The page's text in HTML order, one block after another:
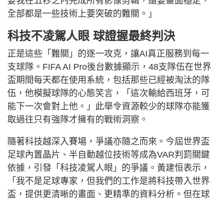
全部都是一些技術上要突破的難關。」
科技不凌駕人眼 球證握最終判決
正是這些「難關」的逐一攻克，讓AI真正服務到每一
支球隊。FIFA AI Pro後台數據顯示，48支隊伍在世界
盃期間每天都在使用系統，包括那些已經被淘汰的隊
伍，他模擬球隊的心態笑言，「這次輸給西班牙，可
能下一次會對上他。」此舉令資源較少的球隊亦能獲
取過往只有強隊才擁有的戰術洞察。
隨著科技越深入賽場，爭議亦隨之而來。今屆世界盃
足球內置晶片、半自動越位技術等成為VAR判罰關鍵
依據，引發「科技凌駕人眼」的爭議。黃建恒表示，
「我不是足球專家，但我們的工作是將科技帶入世界
盃，提供更清晰的畫面、更精準的資料分析。但在球